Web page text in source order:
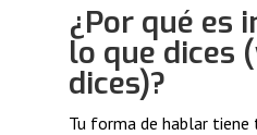
¿Por qué es
lo que dices
dices)?
Tu forma de hablar